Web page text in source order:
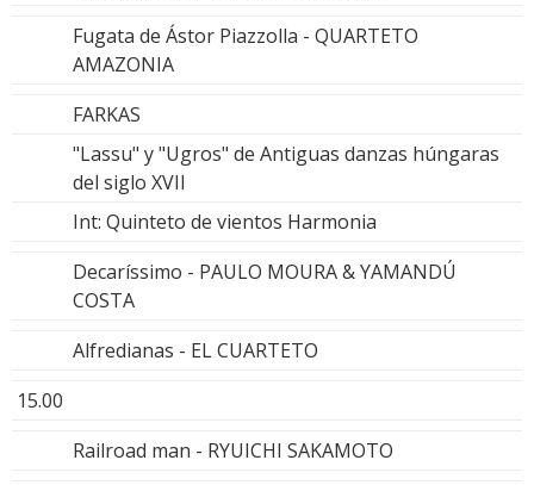
Fugata de Ástor Piazzolla - QUARTETO
AMAZONIA
FARKAS
"Lassu" y "Ugros" de Antiguas danzas húngaras
del siglo XVII
Int: Quinteto de vientos Harmonia
Decaríssimo - PAULO MOURA & YAMANDÚ
COSTA
Alfredianas - EL CUARTETO
15.00
Railroad man - RYUICHI SAKAMOTO